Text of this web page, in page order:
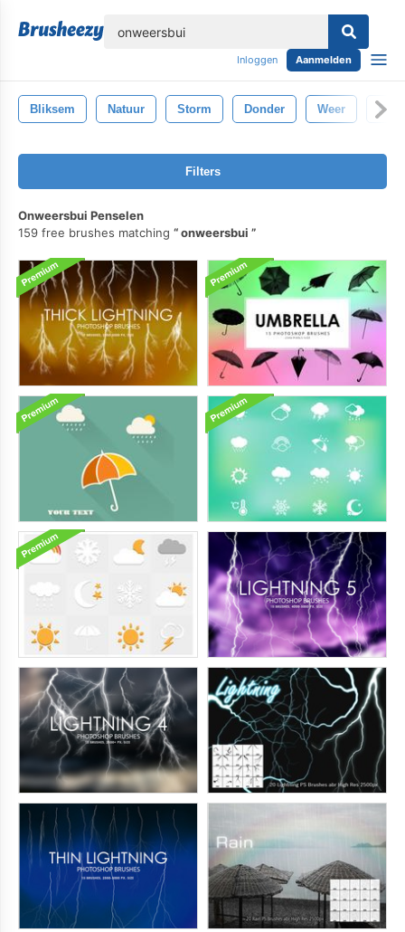
Inloggen Aanmelden
Bliksem Natuur Storm Donder Weer
Filters
Onweersbui Penselen
159 free brushes matching
onweersbui